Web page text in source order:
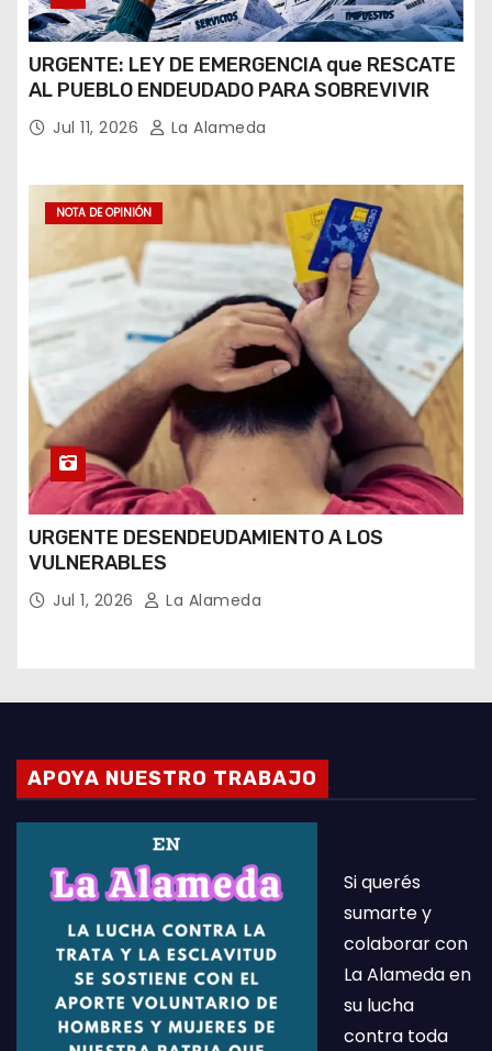
URGENTE: LEY DE EMERGENCIA que RESCATE
AL PUEBLO ENDEUDADO PARA SOBREVIVIR
Jul 11, 2026 La Alameda
NOTA DE OPINIÓN
URGENTE DESENDEUDAMIENTO A LOS
VULNERABLES
Jul 1, 2026 La Alameda
APOYA NUESTRO TRABAJO
Si querés
sumarte y
colaborar con
La Alameda en
su lucha
contra toda